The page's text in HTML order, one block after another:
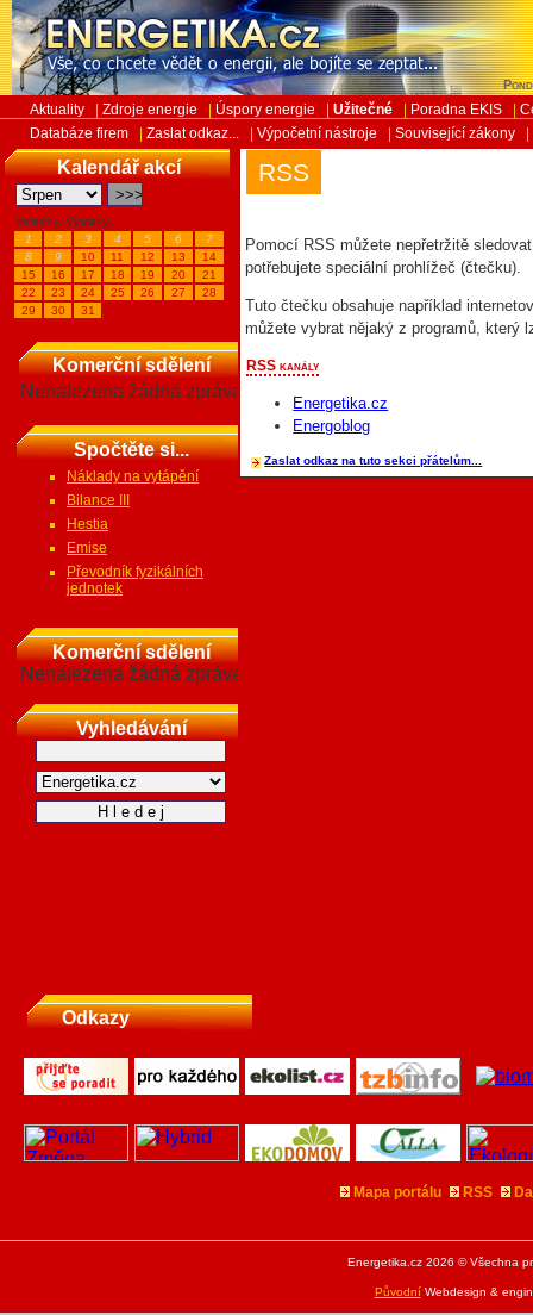
Aktuality Zdroje energie Úspory energie Užitečné Poradna EKIS
Databáze firem
Zaslat odkaz... Výpočetní nástroje Související zákony
Kalendář akcí
Veletrhy, Výstavy...
1
2 3 4 5 6
7
8
9 10 11 12 13
14
15
16 17 18 19 20
21
22
23 24 25 26 27
28
29
30 31
Komerční sdělení
Nenalezena žádná zpráva
Spočtěte si...
Náklady na vytápění
Bilance III
Hestia
Emise
Převodník fyzikálních
jednotek
Komerční sdělení
Nenalezena žádná zpráva
Vyhledávání
RSS
Pomocí RSS můžete nepřetržitě
potřebujete speciální prohlížeč (čtečku).
Tuto čtečku obsahuje například
můžete vybrat nějaký z programů, který
RSS kanály
Energetika.cz
Energoblog
Zaslat odkaz na tuto sekci přátelům...
Odkazy
Mapa portálu RSS
Energetika.cz 2026 © Všechna
PůvodníWebdesign &